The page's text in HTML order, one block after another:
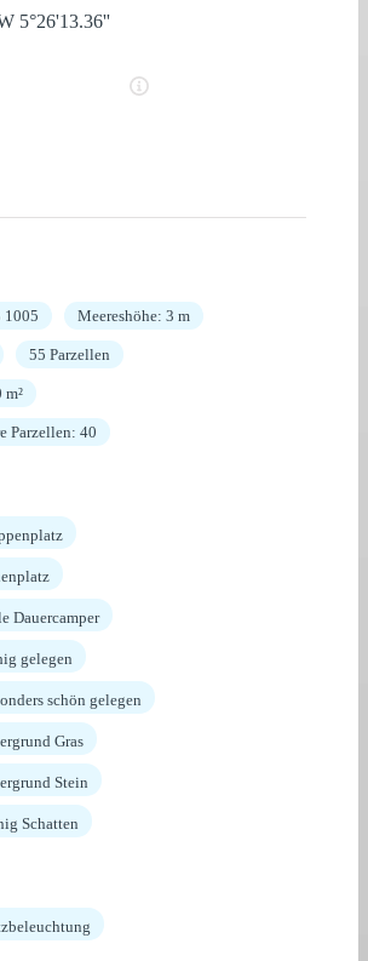
5°26'13.36''
1005 Meereshöhe: 3 m
55 Parzellen
m²
Parzellen: 40
Dauercamper
gelegen
schön gelegen
Gras
Stein
Schatten